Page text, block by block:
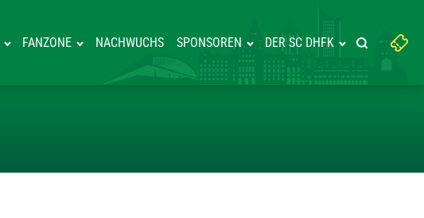
FANZONE NACHWUCHS SPONSOREN DER SC DHFK
Suchbegriff
eingeben:
Suche